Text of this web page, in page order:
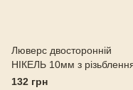
Люверс двосторонній
НІКЕЛЬ 10мм з
код65193
132 грн